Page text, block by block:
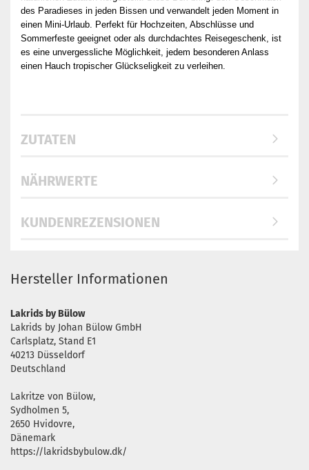
des Paradieses in jeden Bissen und verwandelt jeden Moment in
einen Mini-Urlaub. Perfekt für Hochzeiten, Abschlüsse und
Sommerfeste geeignet oder als durchdachtes Reisegeschenk, ist
es eine unvergessliche Möglichkeit, jedem besonderen Anlass
einen Hauch tropischer Glückseligkeit zu verleihen.
ZUTATEN
NÄHRWERTE
KUNDENREZENSIONEN
Hersteller Informationen
Lakrids by Bülow
Lakrids by Johan Bülow GmbH
Carlsplatz, Stand E1
40213 Düsseldorf
Deutschland
Lakritze von Bülow,
Sydholmen 5,
2650 Hvidovre,
Dänemark
https://lakridsbybulow.dk/